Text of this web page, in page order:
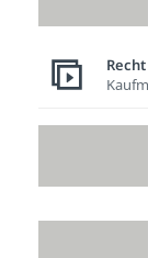
Recht